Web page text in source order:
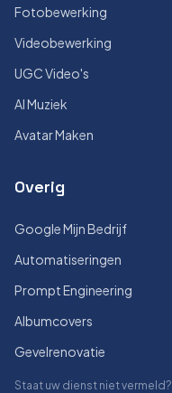
Fotobewerking
Videobewerking
UGC Video's
AI Muziek
Avatar Maken
Overig
Google Mijn Bedrijf
Automatiseringen
Prompt Engineering
Albumcovers
Gevelrenovatie
Staat uw dienst niet vermeld?